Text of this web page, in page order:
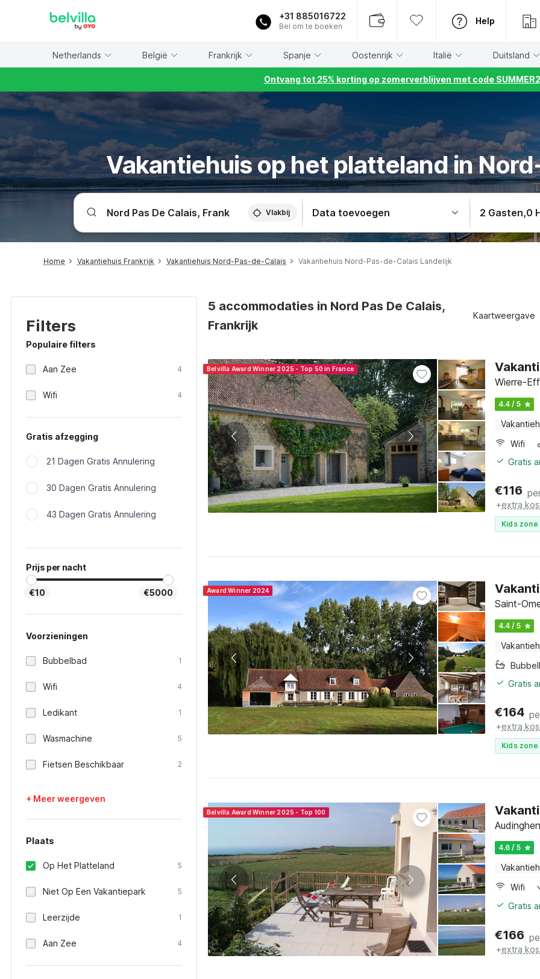
+31 885016722
Bel om te boeken
Help
Netherlands België Frankrijk Spanje Oostenrijk Italië Duitsland
Ontvang tot 25% korting op zomerverblijven met code
Vakantiehuis op het platteland in
Vlakbij Data toevoegen 2 Gasten,0
Home Vakantiehuis Frankrijk Vakantiehuis Nord-Pas-de-Calais Vakantiehuis Nord-Pas-de-Calais Landelijk
Filters
Populaire filters
Aan Zee 4
Wifi 4
Gratis afzegging
21 Dagen Gratis Annulering
30 Dagen Gratis Annulering
43 Dagen Gratis Annulering
Prijs per nacht
€10 €5000
Voorzieningen
Bubbelbad 1
Wifi 4
Ledikant 1
Wasmachine 5
Fietsen Beschikbaar 2
+ Meer weergeven
Plaats
Op Het Platteland 5
Niet Op Een Vakantiepark 5
Leerzijde 1
Aan Zee 4
5 accommodaties in Nord Pas De Calais,
Frankrijk
Kaartweergave
Belvilla Award Winner 2025 - Top 50 in France
Wierre-
4.4 / 5
Wifi
Gratis
€116
+extra
Kids
Award Winner 2024
Saint-
4.4 / 5
Gratis
€164
+extra
Kids
Belvilla Award Winner 2025 - Top 100
4.6 / 5
Wifi
Gratis
€166
+extra